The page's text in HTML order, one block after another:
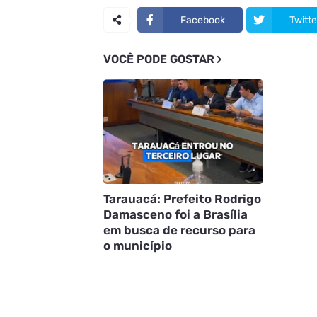
Facebook
VOCÊ PODE GOSTAR
Tarauacá: Prefeito Rodrigo
Damasceno foi a Brasília
em busca de recurso para
o município